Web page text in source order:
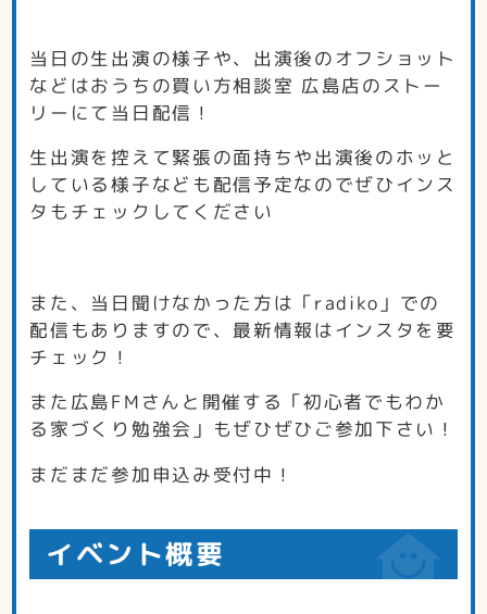
当日の生出演の様子や、出演後のオフショット
などはおうちの買い方相談室 広島店のストー
リーにて当日配信！
生出演を控えて緊張の面持ちや出演後のホッと
している様子なども配信予定なのでぜひインス
タもチェックしてください
また、当日聞けなかった方は「radiko」での
配信もありますので、最新情報はインスタを要
チェック！
また広島FMさんと開催する「初心者でもわか
る家づくり勉強会」もぜひぜひご参加下さい！
まだまだ参加申込み受付中！
イベント概要